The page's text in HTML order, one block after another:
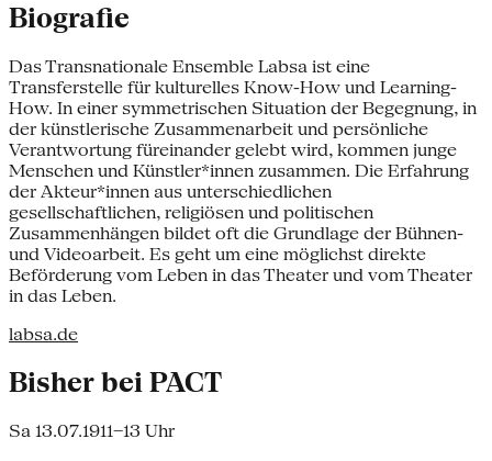
Biografie
Das Transnationale Ensemble Labsa ist eine
Transferstelle für kulturelles Know-How und Learning-
How. In einer symmetrischen Situation der Begegnung, in
der künstlerische Zusammenarbeit und persönliche
Verantwortung füreinander gelebt wird, kommen junge
Menschen und Künstler*innen zusammen. Die Erfahrung
der Akteur*innen aus unterschiedlichen
gesellschaftlichen, religiösen und politischen
Zusammenhängen bildet oft die Grundlage der Bühnen-
und Videoarbeit. Es geht um eine möglichst direkte
Beförderung vom Leben in das Theater und vom Theater
in das Leben.
labsa.de
Bisher bei PACT
Sa 13.07.1911–13 Uhr